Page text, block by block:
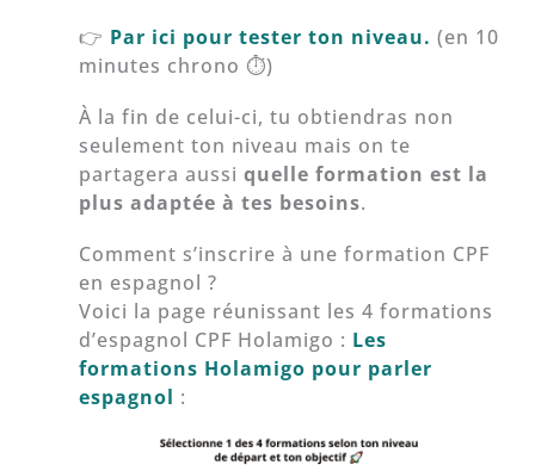
👉 Par ici pour tester ton niveau. (en 10
minutes chrono ⏱️)
À la fin de celui-ci, tu obtiendras non
seulement ton niveau mais on te
partagera aussiquelle formation est la
plus adaptée à tes besoins.
Comment s’inscrire à une formation CPF
en espagnol ?
Voici la page réunissant les 4 formations
d’espagnol CPF Holamigo : Les
formations Holamigo pour parler
espagnol :